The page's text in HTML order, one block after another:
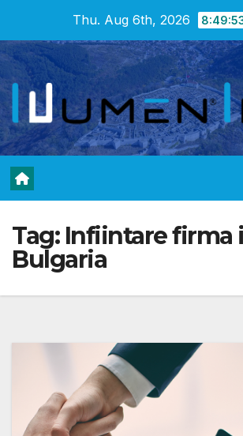
content
Thu. Aug 6th, 2026
Tag: Infiintare firma
Bulgaria